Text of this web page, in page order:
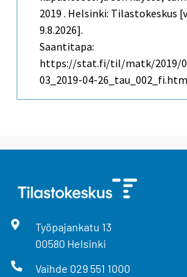
2019 . Helsinki: Tilastokeskus
9.8.2026].
Saantitapa:
https://stat.fi/til/matk/2019/
03_2019-04-
Työpajankatu 13
00580 Helsinki
Vaihde 029 551 1000